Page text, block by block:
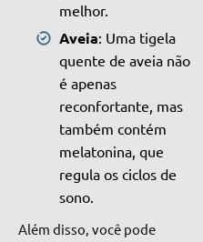
melhor.
Aveia: Uma tigela
quente de aveia não
é apenas
reconfortante, mas
também contém
melatonina, que
regula os ciclos de
sono.
Além disso, você pode